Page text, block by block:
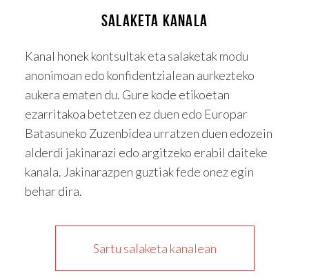
SALAKETA KANALA
Kanal honek kontsultak eta salaketak modu
anonimoan edo konfidentzialean aurkezteko
aukera ematen du. Gure kode etikoetan
ezarritakoa betetzen ez duen edo Europar
Batasuneko Zuzenbidea urratzen duen edozein
alderdi jakinarazi edo argitzeko erabil daiteke
kanala. Jakinarazpen guztiak fede onez egin
behar dira.
Sartu salaketa kanalean